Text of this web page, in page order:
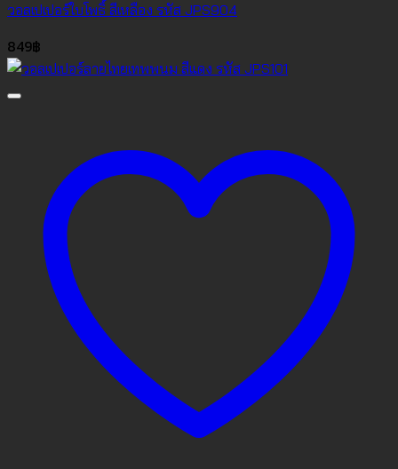
วอลเปเปอร์ใบโพธิ์ สีเหลือง รหัส JPS904
849฿